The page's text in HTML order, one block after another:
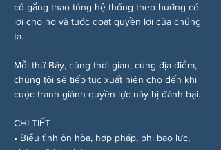
cố gắng thao túng hệ thống theo hướng có
lợi cho họ và tước đoạt quyền lợi của chúng
ta.
Mỗi thứ Bảy, cùng thời gian, cùng địa điểm,
chúng tôi sẽ tiếp tục xuất hiện cho đến khi
cuộc tranh giành quyền lực này bị đánh bại.
CHI TIẾT
• Biểu tình ôn hòa, hợp pháp, phi bạo lực,